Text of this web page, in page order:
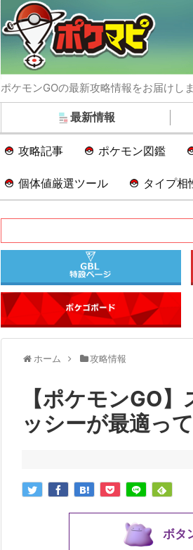
ポケモンGOの最新攻略情報をお届けし
最新情報
攻略記事 ポケモン図鑑
個体値厳選ツール タイプ相
ホーム 攻略情報
【ポケモンGO
ッシーが最適っ
ボタ